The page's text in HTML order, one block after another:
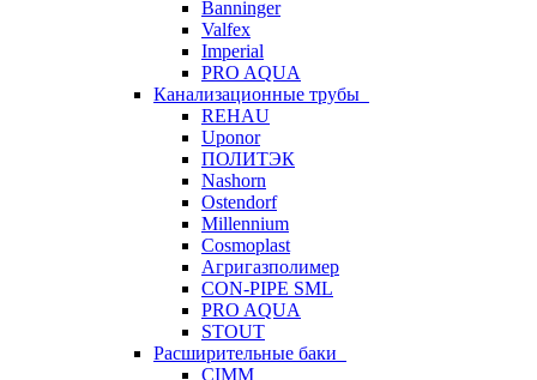
Banninger
Valfex
Imperial
PRO AQUA
Канализационные трубы
REHAU
Uponor
ПОЛИТЭК
Nashorn
Ostendorf
Millennium
Cosmoplast
Агригазполимер
CON-PIPE SML
PRO AQUA
STOUT
Расширительные баки
CIMM